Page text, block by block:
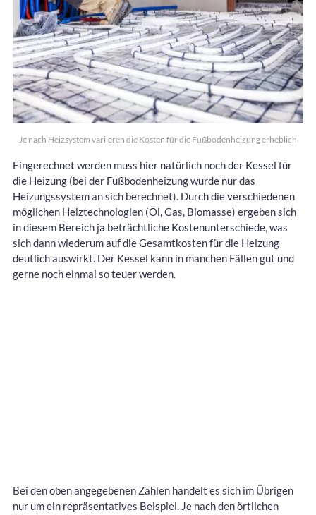
Je nach Heizsystem variieren die Kosten für die Fußbodenheizung erheblich
Eingerechnet werden muss hier natürlich noch der Kessel für
die Heizung (bei der Fußbodenheizung wurde nur das
Heizungssystem an sich berechnet). Durch die verschiedenen
möglichen Heiztechnologien (Öl, Gas, Biomasse) ergeben sich
in diesem Bereich ja beträchtliche Kostenunterschiede, was
sich dann wiederum auf die Gesamtkosten für die Heizung
deutlich auswirkt. Der Kessel kann in manchen Fällen gut und
gerne noch einmal so teuer werden.
Bei den oben angegebenen Zahlen handelt es sich im Übrigen
nur um ein repräsentatives Beispiel. Je nach den örtlichen